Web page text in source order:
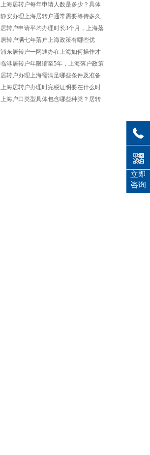
（居转户材料提交后上海多久能受
理？）
上海居转户每年申请人数是多少？具体
数据
静安办理上海居转户通常需要等待多久
时间？
居转户申请平均办理时长3个月，上海落
户进度参考
居转户满七年落户上海政策有哪些优
势？
浦东居转户一网通办在上海如何操作才
顺畅？
临港居转户年限缩至5年，上海落户政策
具体有哪些变化？
居转户办理上海需满足哪些条件及准备
什么材料？
上海居转户办理时完税证明要在什么时
间开具？
上海户口类型具体包含哪些种类？居转
立即
咨询